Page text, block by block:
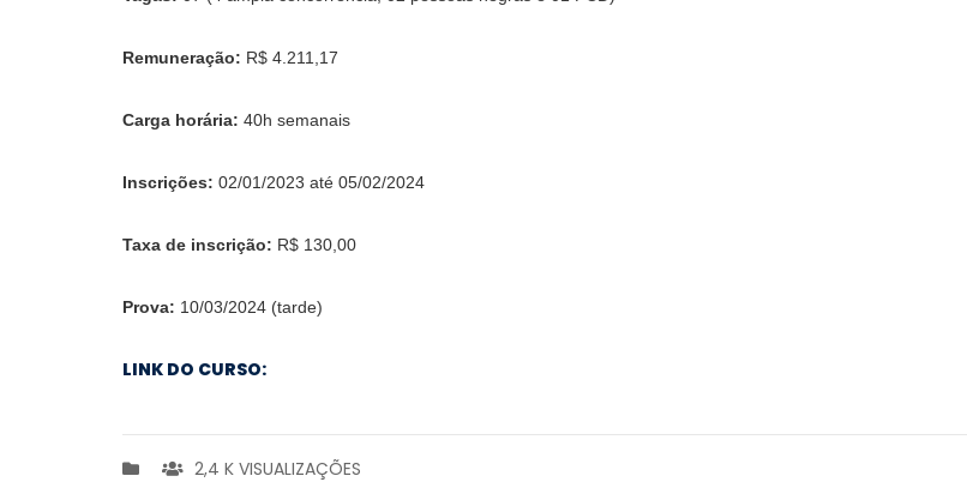
Remuneração: R$ 4.211,17
Carga horária: 40h semanais
Inscrições: 02/01/2023 até 05/02/2024
Taxa de inscrição: R$ 130,00
Prova: 10/03/2024 (tarde)
LINK DO CURSO:
2,4 K VISUALIZAÇÕES